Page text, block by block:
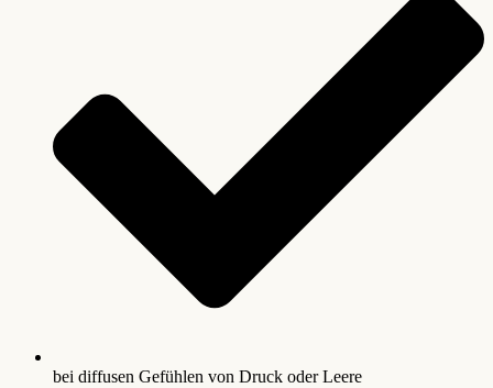
bei diffusen Gefühlen von Druck oder Leere